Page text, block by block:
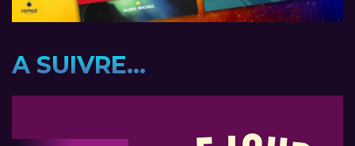
A SUIVRE...